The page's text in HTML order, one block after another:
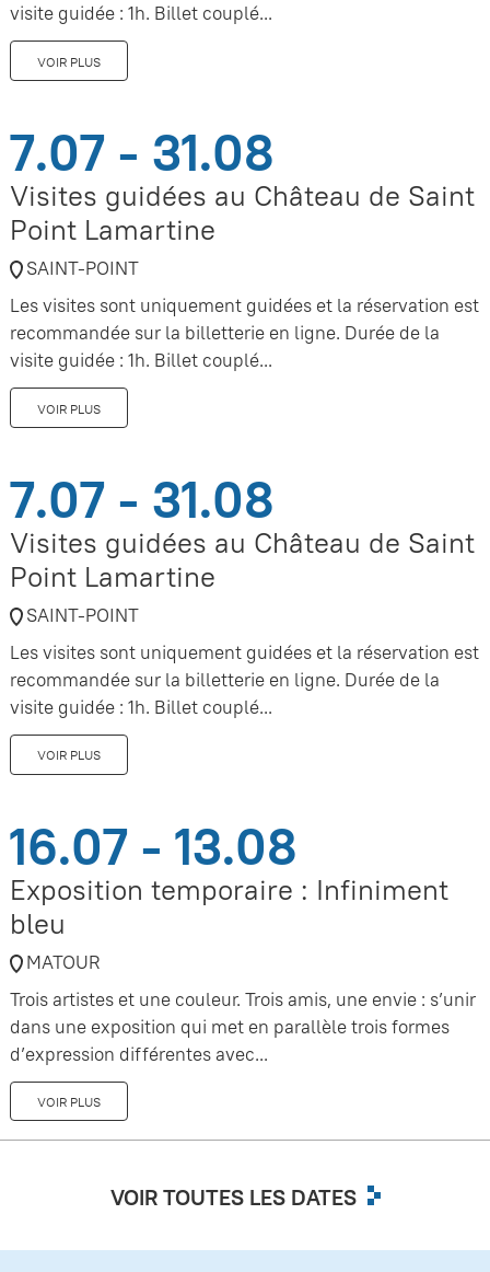
visite guidée : 1h. Billet couplé...
VOIR PLUS
7.07 - 31.08
Visites guidées au Château de Saint
Point Lamartine
SAINT-POINT
Les visites sont uniquement guidées et la réservation est
recommandée sur la billetterie en ligne. Durée de la
visite guidée : 1h. Billet couplé...
VOIR PLUS
7.07 - 31.08
Visites guidées au Château de Saint
Point Lamartine
SAINT-POINT
Les visites sont uniquement guidées et la réservation est
recommandée sur la billetterie en ligne. Durée de la
visite guidée : 1h. Billet couplé...
VOIR PLUS
16.07 - 13.08
Exposition temporaire : Infiniment
bleu
MATOUR
Trois artistes et une couleur. Trois amis, une envie : s’unir
dans une exposition qui met en parallèle trois formes
d’expression différentes avec...
VOIR PLUS
VOIR TOUTES LES DATES